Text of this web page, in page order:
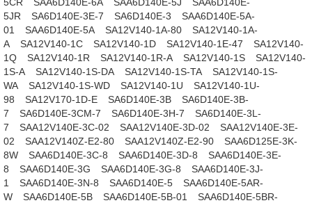
5JR
SA6D140E-3E-7 SA6D140E-3
SAA6D140E-5A-
01
SAA6D140E-5A SA12V140-1A-80
SA12V140-1A-
A
SA12V140-1C SA12V140-1D SA12V140-1E-47
SA12V140-
1Q
SA12V140-1R SA12V140-1R-A SA12V140-1S
SA12V140-
1S-A
SA12V140-1S-DA SA12V140-1S-TA
SA12V140-1S-
WA
SA12V140-1S-WD SA12V140-1U
SA12V140-1U-
98
SA12V170-1D-E SA6D140E-3B
SA6D140E-3B-
7
SA6D140E-3CM-7 SA6D140E-3H-7
SA6D140E-3L-
7
SAA12V140E-3C-02 SAA12V140E-3D-02
SAA12V140E-3E-
02
SAA12V140Z-E2-80 SAA12V140Z-E2-90
SAA6D125E-3K-
8W
SAA6D140E-3C-8 SAA6D140E-3D-8
SAA6D140E-3E-
8
SAA6D140E-3G SAA6D140E-3G-8
SAA6D140E-3J-
1
SAA6D140E-3N-8 SAA6D140E-5
SAA6D140E-5AR-
W
SAA6D140E-5B SAA6D140E-5B-01
SAA6D140E-5BR-